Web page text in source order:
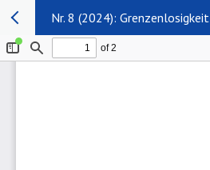
Nr. 8 (2024): Grenzenlosigkeit